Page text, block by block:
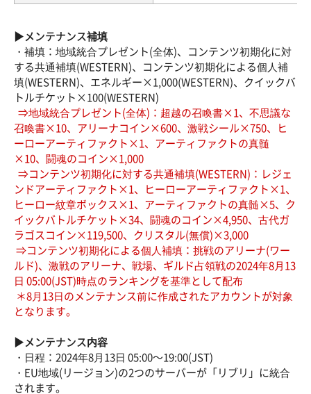
▶メンテナンス補填
・補填：地域統合プレゼント(全体)、コンテンツ初期化に対
する共通補填(WESTERN)、コンテンツ初期化による個人補
填(WESTERN)、エネルギー×1,000(WESTERN)、クイックバ
トルチケット×100(WESTERN)
⇒地域統合プレゼント(全体)：超越の召喚書×1、不思議な
召喚書×10、アリーナコイン×600、激戦シール×750、ヒ
ーローアーティファクト×1、アーティファクトの真髄
×10、闘魂のコイン×1,000
⇒コンテンツ初期化に対する共通補填(WESTERN)：レジェ
ンドアーティファクト×1、ヒーローアーティファクト×1、
ヒーロー紋章ボックス×1、アーティファクトの真髄×5、ク
イックバトルチケット×34、闘魂のコイン×4,950、古代ガ
ラゴスコイン×119,500、クリスタル(無償)×3,000
⇒コンテンツ初期化による個人補填：挑戦のアリーナ(ワー
ルド)、激戦のアリーナ、戦場、ギルド占領戦の2024年8月13
日 05:00(JST)時点のランキングを基準として配布
＊8月13日のメンテナンス前に作成されたアカウントが対象
となります。
▶メンテナンス内容
・日程：2024年8月13日 05:00～19:00(JST)
・EU地域(リージョン)の2つのサーバーが「リブリ」に統合
されます。